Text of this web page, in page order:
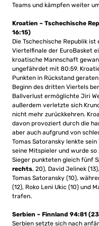
Teams und kämpfen weiter
Kroatien – Tschechische
16:15)
Die Tschechische Republik
Viertelfinale der EuroBasket
kroatische Mannschaft
ungefährdet mit 80:59.
Punkten in Rückstand
Beginn des dritten Viertels
Ballverlust ermöglichte Jiri
außerdem verletzte sich
nicht mehr zurückkehren.
davon provoziert durch die
aber auch aufgrund von
Tomas Satoransky lenkte
seine Mitspieler und wurde
Sieger punkteten gleich fünf
rechts, 20), David Jelinek
Tomas Satoransky (10),
(12), Roko Leni Ukic (10) und
trafen.
Serbien – Finnland 94:81
Serbien setzte sich nach